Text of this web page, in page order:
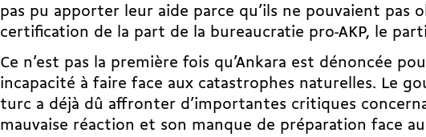
pas pu apporter leur aide parce qu’ils ne pouvaient pas
certification de la part de la bureaucratie pro-AKP, le
Ce n’est pas la première fois qu’Ankara est dénoncée
incapacité à faire face aux catastrophes naturelles. Le
turc a déjà dû affronter d’importantes critiques
mauvaise réaction et son manque de préparation face